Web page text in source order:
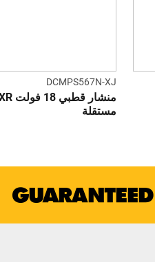
DCMPS567N-XJ
مستقلة